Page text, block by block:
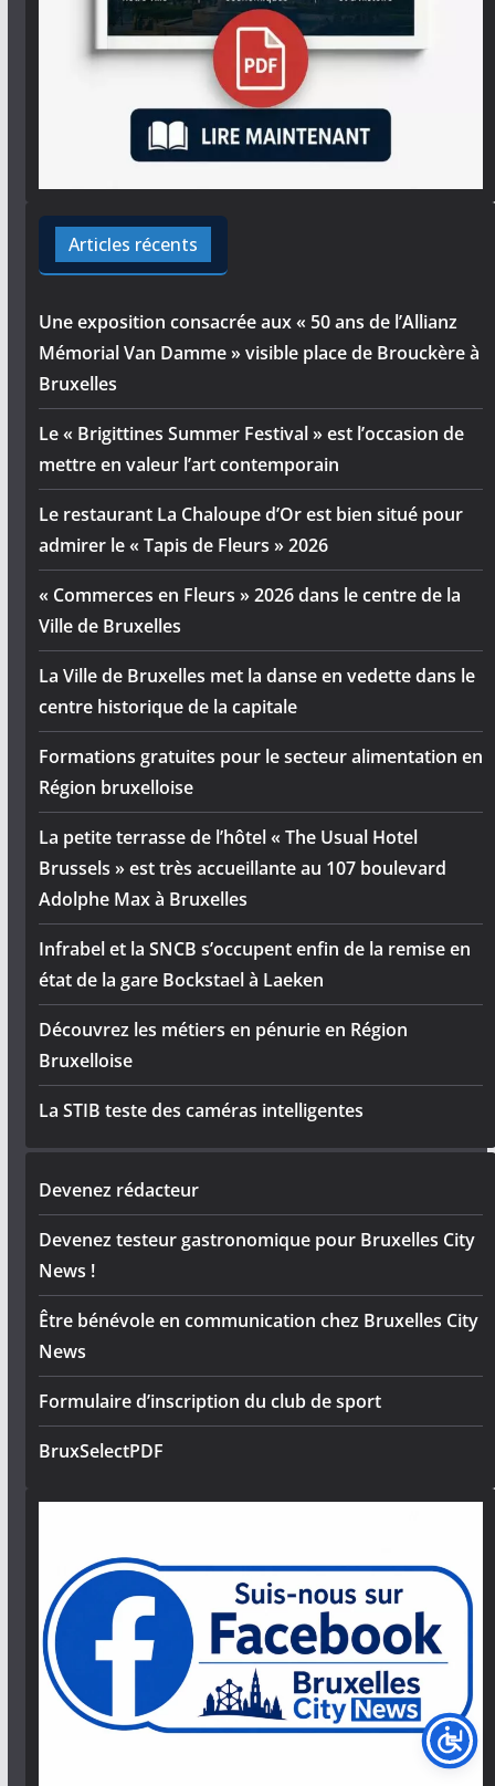
Articles récents
Une exposition consacrée aux « 50 ans de l’Allianz
Mémorial Van Damme » visible place de Brouckère à
Bruxelles
Le « Brigittines Summer Festival » est l’occasion de
mettre en valeur l’art contemporain
Le restaurant La Chaloupe d’Or est bien situé pour
admirer le « Tapis de Fleurs » 2026
« Commerces en Fleurs » 2026 dans le centre de la
Ville de Bruxelles
La Ville de Bruxelles met la danse en vedette dans le
centre historique de la capitale
Formations gratuites pour le secteur alimentation en
Région bruxelloise
La petite terrasse de l’hôtel « The Usual Hotel
Brussels » est très accueillante au 107 boulevard
Adolphe Max à Bruxelles
Infrabel et la SNCB s’occupent enfin de la remise en
état de la gare Bockstael à Laeken
Découvrez les métiers en pénurie en Région
Bruxelloise
La STIB teste des caméras intelligentes
Devenez rédacteur
Devenez testeur gastronomique pour Bruxelles City
News !
Être bénévole en communication chez Bruxelles City
News
Formulaire d’inscription du club de sport
BruxSelectPDF